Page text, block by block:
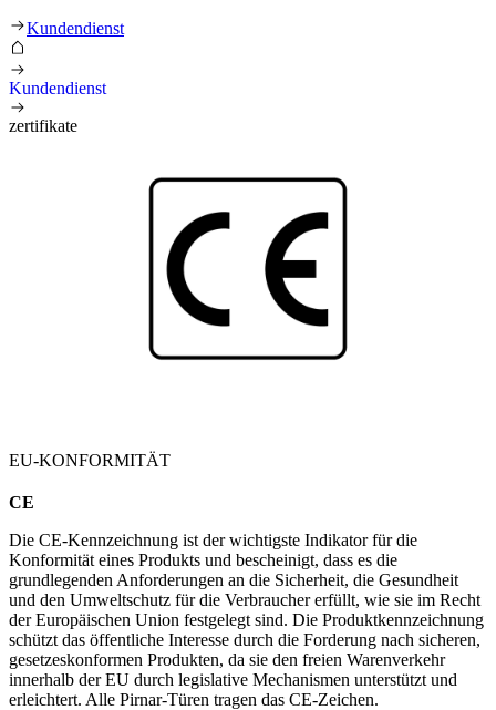
Cerifikati
Kundendienst
Kundendienst
zertifikate
EU-KONFORMITÄT
CE
Die CE-Kennzeichnung ist der wichtigste Indikator für die
Konformität eines Produkts und bescheinigt, dass es die
grundlegenden Anforderungen an die Sicherheit, die Gesundheit
und den Umweltschutz für die Verbraucher erfüllt, wie sie im Recht
der Europäischen Union festgelegt sind. Die Produktkennzeichnung
schützt das öffentliche Interesse durch die Forderung nach sicheren,
gesetzeskonformen Produkten, da sie den freien Warenverkehr
innerhalb der EU durch legislative Mechanismen unterstützt und
erleichtert. Alle Pirnar-Türen tragen das CE-Zeichen.